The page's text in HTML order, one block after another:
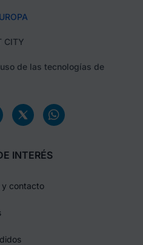
CITY
de las tecnologías de
INTERÉS
y contacto